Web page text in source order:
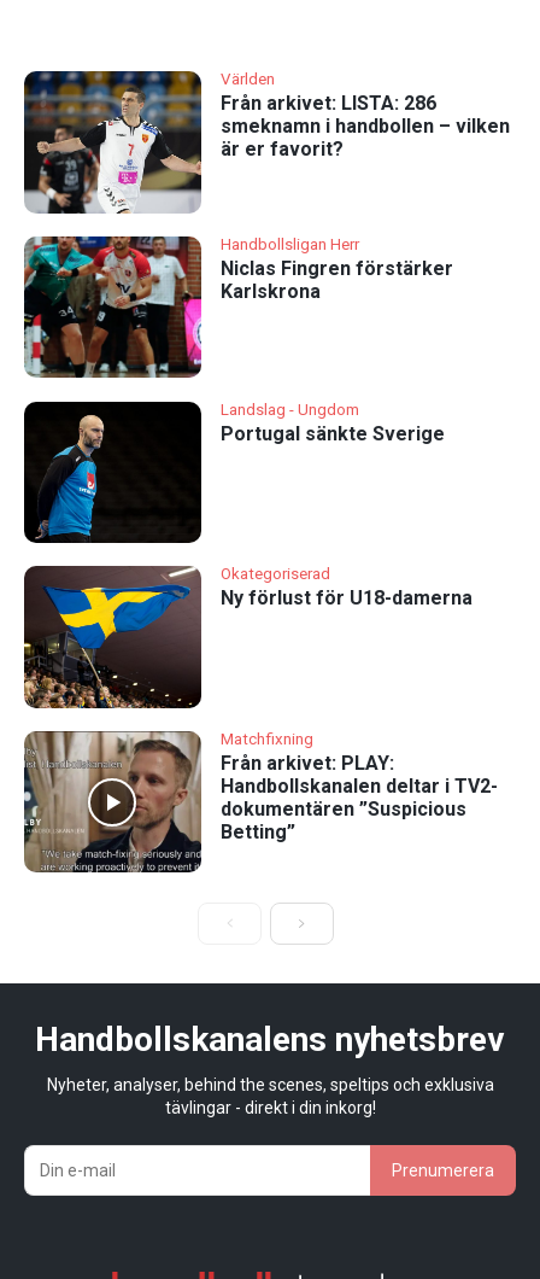
Världen
Från arkivet: LISTA: 286
smeknamn i handbollen – vilken
är er favorit?
Handbollsligan Herr
Niclas Fingren förstärker
Karlskrona
Landslag - Ungdom
Portugal sänkte Sverige
Okategoriserad
Ny förlust för U18-damerna
Matchfixning
Från arkivet: PLAY:
Handbollskanalen deltar i TV2-
dokumentären ”Suspicious
Betting”
Handbollskanalens nyhetsbrev
Nyheter, analyser, behind the scenes, speltips och exklusiva
tävlingar - direkt i din inkorg!
Prenumerera